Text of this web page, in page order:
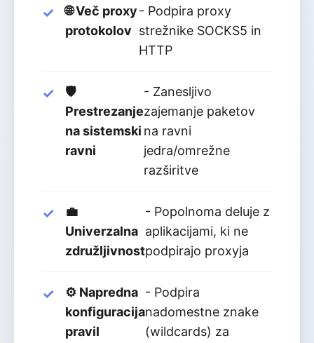
🌐 Več proxy
protokolov
- Podpira proxy
strežnike SOCKS5 in
HTTP
🛡️
Prestrezanje
na sistemski
ravni
- Zanesljivo
zajemanje paketov
na ravni
jedra/omrežne
razširitve
💼
Univerzalna
združljivnost
- Popolnoma deluje z
aplikacijami, ki ne
podpirajo proxyja
⚙️ Napredna
konfiguracija
pravil
- Podpira
nadomestne znake
(wildcards) za